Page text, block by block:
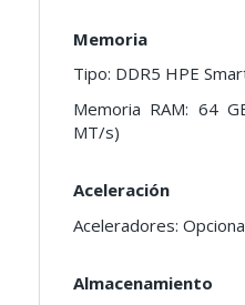
Memoria
Tipo: DDR5 HPE
Memoria RAM: 64
MT/s)
Aceleración
Aceleradores:
Almacenamiento